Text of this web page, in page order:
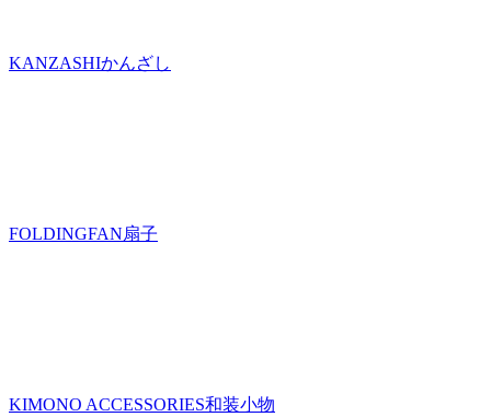
KANZASHIかんざし
FOLDINGFAN扇子
KIMONO ACCESSORIES和装小物